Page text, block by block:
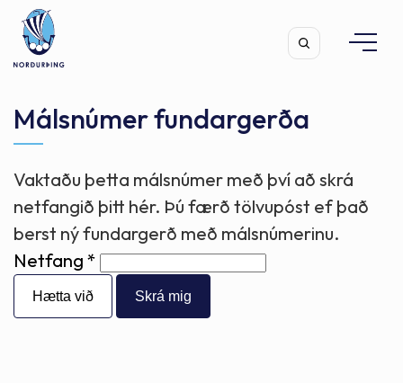
Leita
Málsnúmer fundargerða
Vaktaðu þetta málsnúmer með því að skrá
netfangið þitt hér. Þú færð tölvupóst ef það
berst ný fundargerð með málsnúmerinu.
Netfang
Hætta við